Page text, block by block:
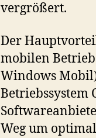
vergrößert.
Der
mobilen
Windows
Betriebssystem
Weg um